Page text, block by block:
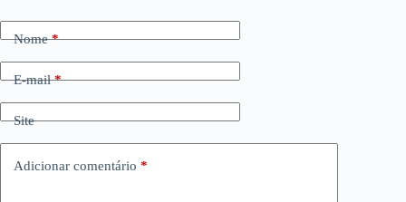
Nome*
E-mail*
Site
Adicionar comentário *